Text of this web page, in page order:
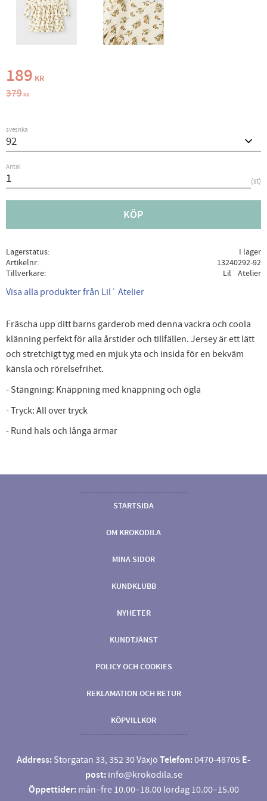
Nedsatt pris:
189 KR
Ordinarie pris:
379KR
svesnka
Antal
st
KÖP
Lagerstatus
I lager
Artikelnr
13240292-92
Tillverkare
Lil´ Atelier
Visa alla produkter från Lil´ Atelier
Fräscha upp ditt barns garderob med denna vackra och coola
klänning perfekt för alla årstider och tillfällen. Jersey är ett lätt
och stretchigt tyg med en mjuk yta och insida för en bekväm
känsla och rörelsefrihet.
- Stängning: Knäppning med knäppning och ögla
- Tryck: All over tryck
- Rund hals och långa ärmar
STARTSIDA
OM KROKODILA
MINA SIDOR
KUNDKLUBB
NYHETER
KUNDTJÄNST
POLICY OCH COOKIES
REKLAMATION OCH RETUR
KÖPVILLKOR
Address: Storgatan 33, 352 30 Växjö Telefon:0470-48705 E-
post: info@krokodila.se
Öppettider:mån–fre 10.00–18.00 lördag 10.00–15.00